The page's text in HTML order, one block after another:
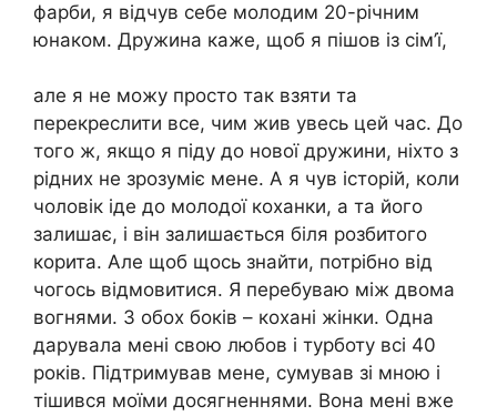
фарби, я відчув себе молодим 20-річним
юнаком. Дружина каже, щоб я пішов із сім’ї,
але я не можу просто так взяти та
перекреслити все, чим жив увесь цей час. До
того ж, якщо я піду до нової дружини, ніхто з
рідних не зрозуміє мене. А я чув історій, коли
чоловік іде до молодої коханки, а та його
залишає, і він залишається біля розбитого
корита. Але щоб щось знайти, потрібно від
чогось відмовитися. Я перебуваю між двома
вогнями. З обох боків – кохані жінки. Одна
дарувала мені свою любов і турботу всі 40
років. Підтримував мене, сумував зі мною і
тішився моїми досягненнями. Вона мені вже